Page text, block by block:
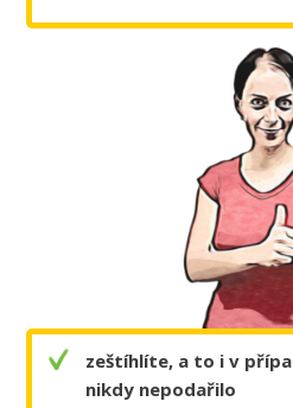
zeštíhlíte, a to i v
nikdy nepodařilo